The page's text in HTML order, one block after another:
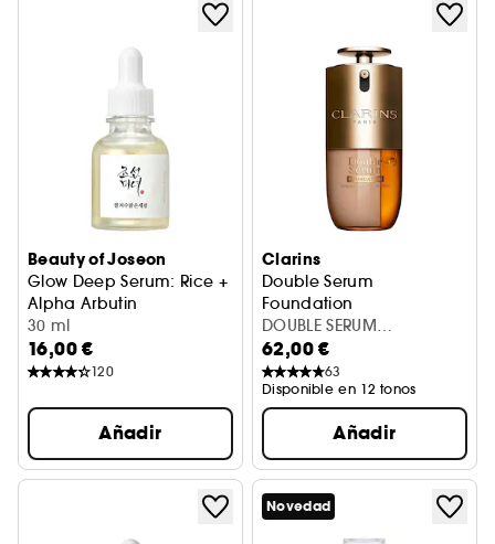
Beauty of Joseon
Glow Deep Serum: Rice +
Alpha Arbutin
Tez radiante y uniforme
30 ml
16,00 €
120
Añadir
Clarins
Double Serum
Foundation
Fondo de Maquillaje
DOUBLE SERUM
FOUNDATION L6N 30ML
62,00 €
63
Disponible en 12 tonos
Añadir
Novedad